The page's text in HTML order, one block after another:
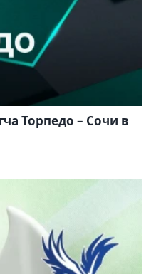
Торпедо – Сочи в